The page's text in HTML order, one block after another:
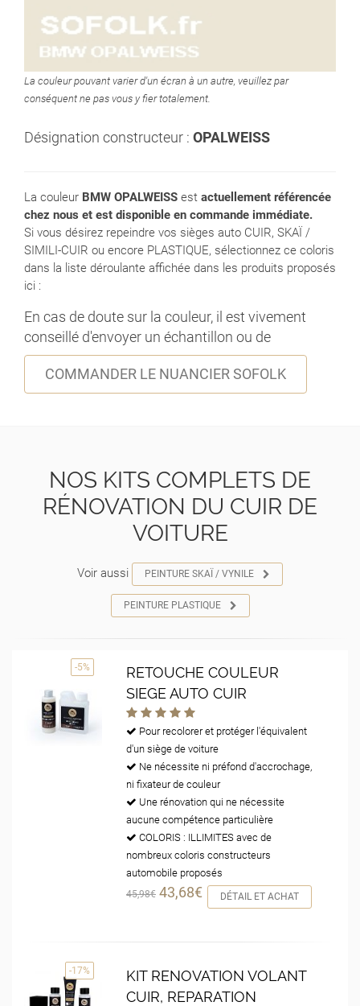
La couleur pouvant varier d'un écran à un autre, veuillez par
conséquent ne pas vous y fier totalement.
Désignation constructeur : OPALWEISS
La couleur BMW OPALWEISS est actuellement référencée
chez nous et est disponible en commande immédiate.
Si vous désirez repeindre vos sièges auto CUIR, SKAÏ /
SIMILI-CUIR ou encore PLASTIQUE, sélectionnez ce coloris
dans la liste déroulante affichée dans les produits proposés
ici :
En cas de doute sur la couleur, il est vivement
conseillé d'envoyer un échantillon ou de
COMMANDER LE NUANCIER SOFOLK
NOS KITS COMPLETS DE
RÉNOVATION DU CUIR DE
VOITURE
Voir aussi PEINTURE SKAÏ / VYNILE
PEINTURE PLASTIQUE
-5%
RETOUCHE COULEUR
SIEGE AUTO CUIR
Pour recolorer et protéger l'équivalent
d'un siège de voiture
Ne nécessite ni préfond d'accrochage,
ni fixateur de couleur
Une rénovation qui ne nécessite
aucune compétence particulière
COLORIS : ILLIMITES avec de
nombreux coloris constructeurs
automobile proposés
45,98€ 43,68€ DÉTAIL ET ACHAT
-17%
KIT RENOVATION VOLANT
CUIR, REPARATION